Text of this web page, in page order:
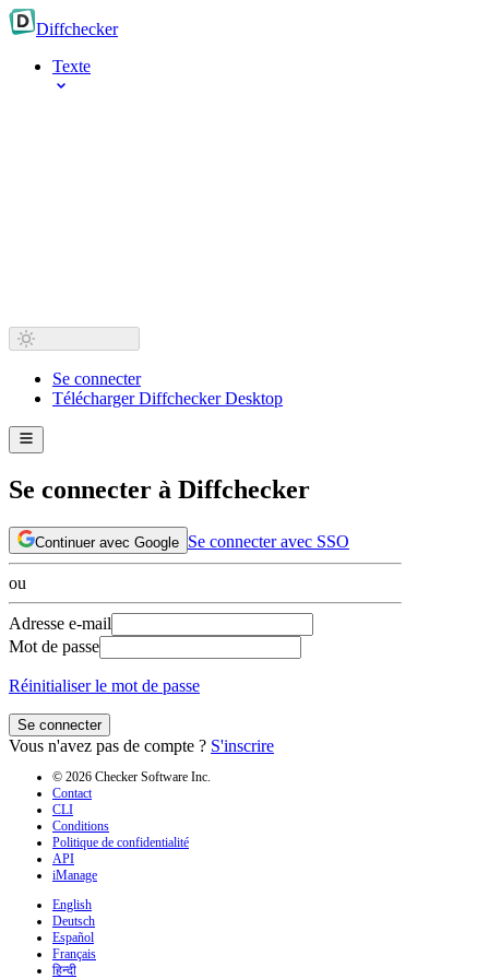
Diffchecker
Texte
Se connecter
Télécharger Diffchecker Desktop
Se connecter à Diffchecker
Continuer avec Google Se connecter avec SSO
ou
Adresse e-mail
Mot de passe
Réinitialiser le mot de passe
Se connecter
Vous n'avez pas de compte ? S'inscrire
© 2026 Checker Software Inc.
Contact
CLI
Conditions
Politique de confidentialité
API
iManage
English
Deutsch
Español
Français
हिन्दी